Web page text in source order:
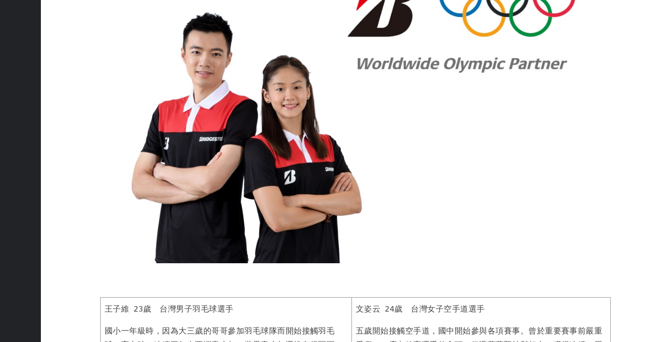
王子維 23歲 台灣男子羽毛球選手
國小一年級時，因為大三歲的哥哥參加羽毛球隊而開始接觸羽毛
文姿云 24歲 台灣女子空手道選手
五歲開始接觸空手道，國中開始參與各項賽事。曾於重要賽事前嚴重